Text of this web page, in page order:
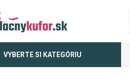
VYBERTE SI KATEGÓRIU